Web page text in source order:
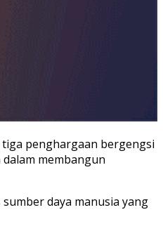
penghargaan bergengsi
membangun
daya manusia yang